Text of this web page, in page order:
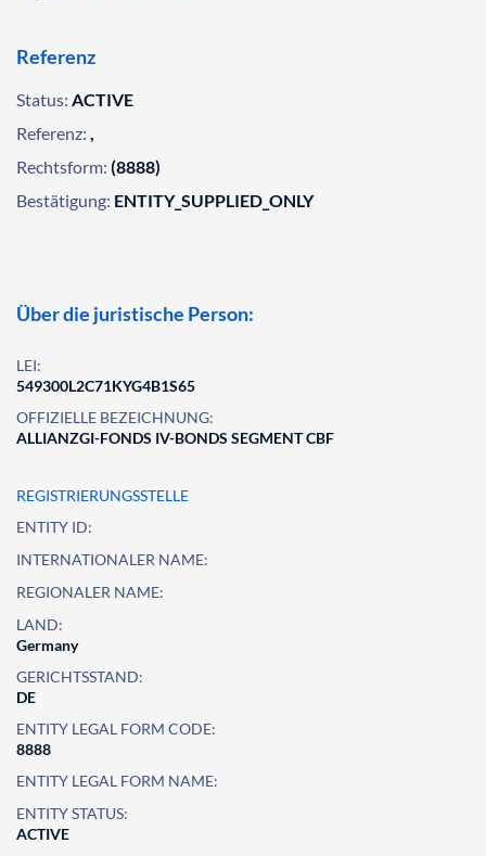
Referenz
Status: ACTIVE
Referenz: ,
Rechtsform: (8888)
Bestätigung: ENTITY_SUPPLIED_ONLY
Über die juristische Person:
LEI:
549300L2C71KYG4B1S65
OFFIZIELLE BEZEICHNUNG:
ALLIANZGI-FONDS IV-BONDS SEGMENT CBF
REGISTRIERUNGSSTELLE
ENTITY ID:
INTERNATIONALER NAME:
REGIONALER NAME:
LAND:
Germany
GERICHTSSTAND:
DE
ENTITY LEGAL FORM CODE:
8888
ENTITY LEGAL FORM NAME:
ENTITY STATUS:
ACTIVE